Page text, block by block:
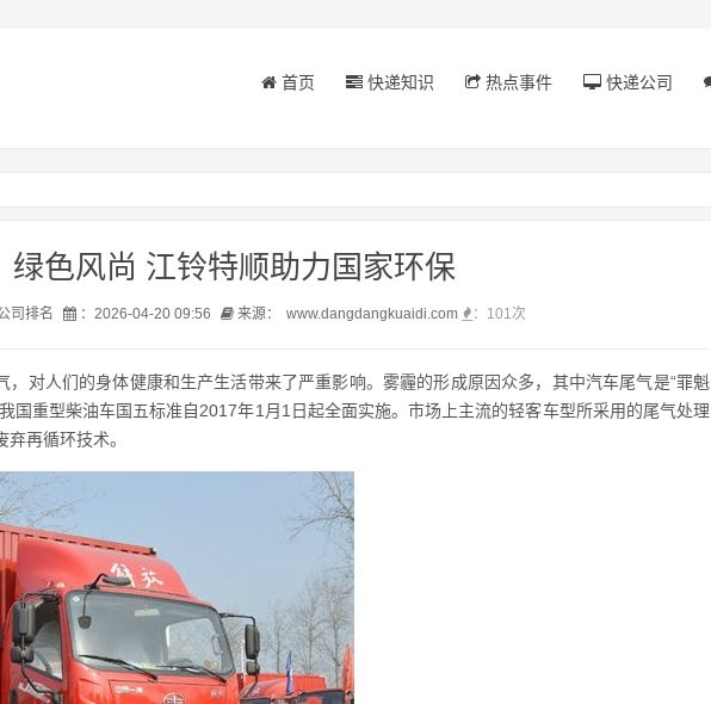
首页 快递知识 热点事件 快递公司
绿色风尚 江铃特顺助力国家环保
司排名 ：2026-04-20 09:56 来源： www.dangdangkuaidi.com ： 101次
，对人们的身体健康和生产生活带来了严重影响。雾霾的形成原因众多，其中汽车尾气是“罪魁
国重型柴油车国五标准自2017年1月1日起全面实施。市场上主流的轻客车型所采用的尾气处理
再循环技术。